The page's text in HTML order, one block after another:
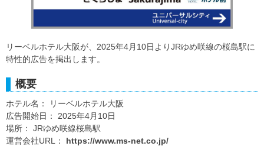
リーベルホテル大阪が、2025年4月10日よりJRゆめ咲線の桜島駅に
特性的広告を掲出します。
概要
ホテル名： リーベルホテル大阪
広告開始日： 2025年4月10日
場所： JRゆめ咲線桜島駅
運営会社URL： https://www.ms-net.co.jp/